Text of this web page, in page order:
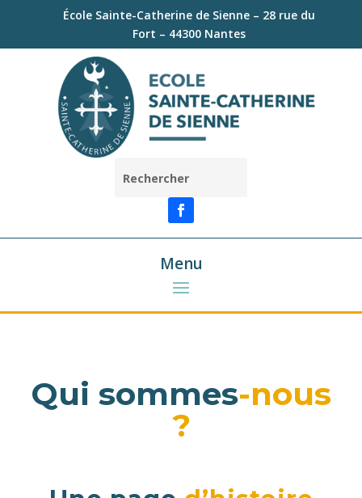
École Sainte-Catherine de Sienne – 28 rue du
Fort – 44300 Nantes
Menu
Qui sommes-nous
?